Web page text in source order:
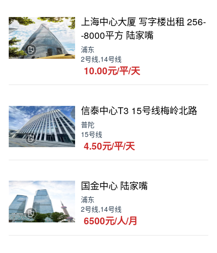
上海中心大厦 写字楼出租 256-
-8000平方 陆家嘴
浦东
2号线,14号线
10.00元/平/天
信泰中心T3 15号线梅岭北路
普陀
15号线
4.50元/平/天
国金中心 陆家嘴
浦东
2号线,14号线
6500元/人/月